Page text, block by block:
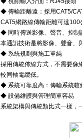
◆ 傳輸距離遠：採用CAT5/
CAT5網路線傳輸距離可達100
◆ 同時傳送影像、聲音、控制
本通訊技術是將影像、聲音、
◆ 系統規劃與施工單純
採用傳統佈線方式，不需要像
較同軸電纜低。
◆ 系統可靠度高：傳輸系統較
◆ 設備維護與管理簡單容易
系統架構與傳統類比式一樣，